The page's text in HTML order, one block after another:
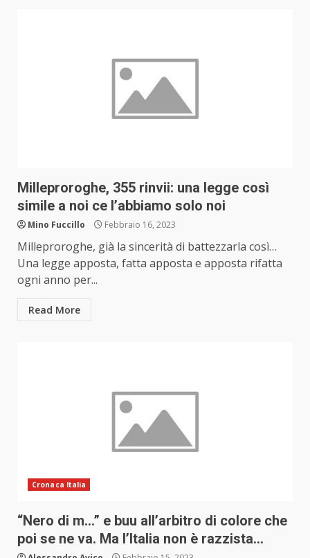
Milleproroghe, 355 rinvii: una legge così
simile a noi ce l’abbiamo solo noi
Mino Fuccillo Febbraio 16, 2023
Milleproroghe, già la sincerità di battezzarla così…
Una legge apposta, fatta apposta e apposta rifatta
ogni anno per...
Read More
Cronaca Italia
“Nero di m…” e buu all’arbitro di colore che
poi se ne va. Ma l’Italia non è razzista…